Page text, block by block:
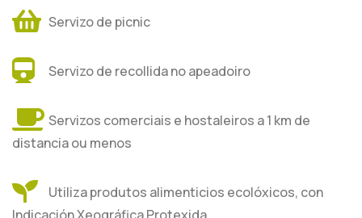
Servizo de picnic
Servizo de recollida no apeadoiro
Servizos comerciais e hostaleiros a 1 km de
distancia ou menos
Utiliza produtos alimenticios ecolóxicos, con